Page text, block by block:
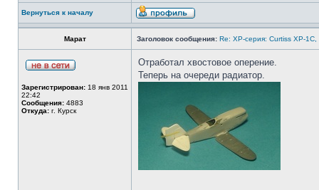
Вернуться к началу
Марат Заголовок сообщения: Re: ХP-серия: Curtiss XP-
Зарегистрирован: 18 янв 2011
22:42
Сообщения: 4883
Откуда: г. Курск
Отработал хвостовое оперение.
Теперь на очереди радиатор.